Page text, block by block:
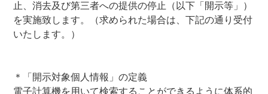
止、消去及び第三者への提供の停止（以下「開示等」）
を実施致します。（求められた場合は、下記の通り受付
いたします。）
＊「開示対象個人情報」の定義
電子計算機を用いて検索することができるように体系的